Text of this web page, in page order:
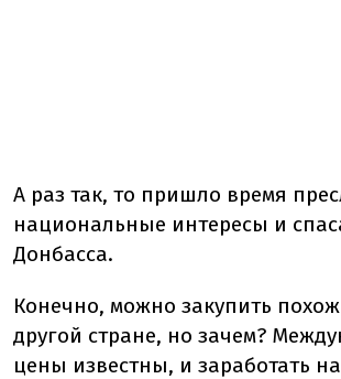
А раз так, то пришло время
национальные интересы и
Донбасса.
Конечно, можно закупить
другой стране, но зачем?
цены известны, и заработать